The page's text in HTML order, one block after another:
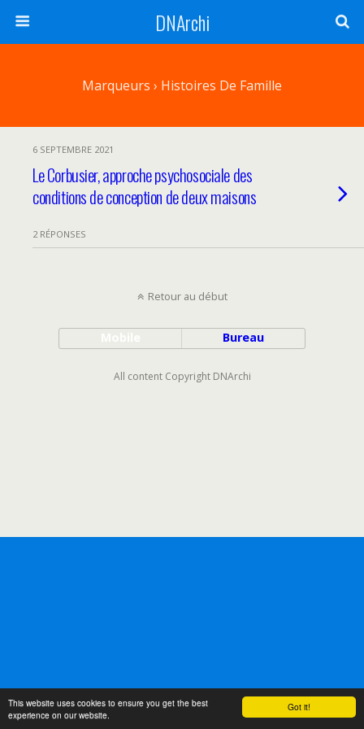
Got it!
This website uses cookies to ensure you get the best
experience on our website.
DNArchi
Marqueurs › Histoires De Famille
6 SEPTEMBRE 2021
Le Corbusier, approche psychosociale des
conditions de conception de deux maisons
2 RÉPONSES
Retour au début
Bureau
All content Copyright DNArchi